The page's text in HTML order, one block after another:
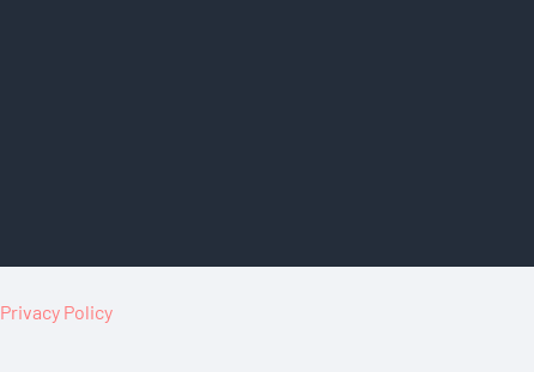
Privacy Policy